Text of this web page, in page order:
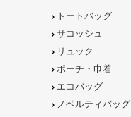
トートバッグ
サコッシュ
リュック
ポーチ・巾着
エコバッグ
ノベルティバッグ